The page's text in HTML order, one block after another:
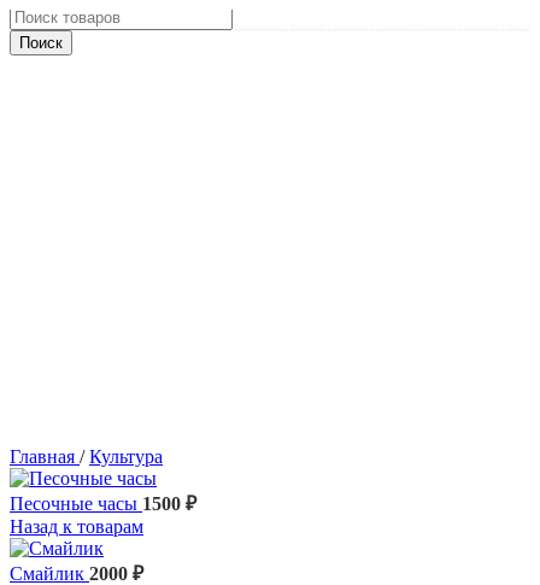
Skip to main content
Поиск
Главная / Культура
Песочные часы 1500 ₽
Назад к товарам
Смайлик 2000 ₽